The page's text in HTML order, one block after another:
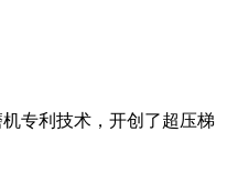
专利技术，开创了超压梯